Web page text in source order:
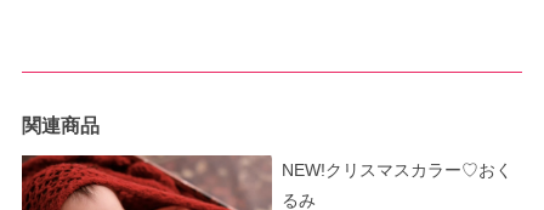
関連商品
NEW!クリスマスカラー♡おく
るみ